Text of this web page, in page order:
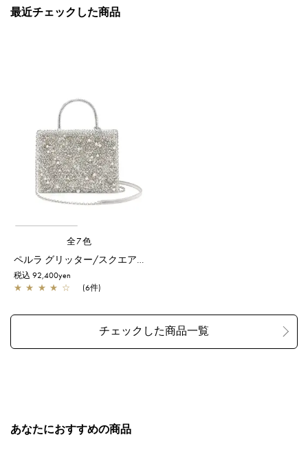
最近チェックした商品
全7色
税込 92,400yen
★ ★ ★ ★ ☆ (6件)
あなたにおすすめの商品